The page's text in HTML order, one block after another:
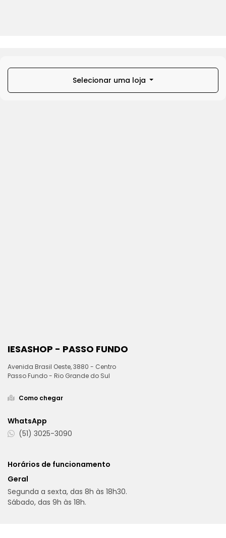
Selecionar uma loja
IESASHOP - PASSO FUNDO
Avenida Brasil Oeste, 3880 - Centro
Passo Fundo - Rio Grande do Sul
Como chegar
WhatsApp
(51) 3025-3090
Horários de funcionamento
Geral
Segunda a sexta, das 8h às 18h30.
Sábado, das 9h às 18h.